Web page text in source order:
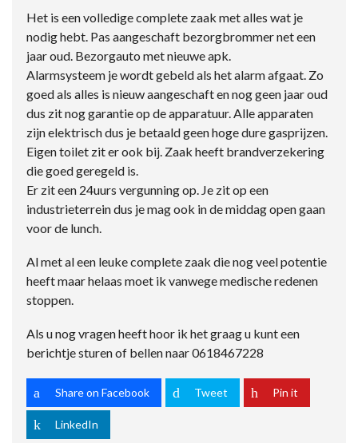
Het is een volledige complete zaak met alles wat je
nodig hebt. Pas aangeschaft bezorgbrommer net een
jaar oud. Bezorgauto met nieuwe apk.
Alarmsysteem je wordt gebeld als het alarm afgaat. Zo
goed als alles is nieuw aangeschaft en nog geen jaar oud
dus zit nog garantie op de apparatuur. Alle apparaten
zijn elektrisch dus je betaald geen hoge dure gasprijzen.
Eigen toilet zit er ook bij. Zaak heeft brandverzekering
die goed geregeld is.
Er zit een 24uurs vergunning op. Je zit op een
industrieterrein dus je mag ook in de middag open gaan
voor de lunch.
Al met al een leuke complete zaak die nog veel potentie
heeft maar helaas moet ik vanwege medische redenen
stoppen.
Als u nog vragen heeft hoor ik het graag u kunt een
berichtje sturen of bellen naar 0618467228
Share on Facebook Tweet Pin it
LinkedIn